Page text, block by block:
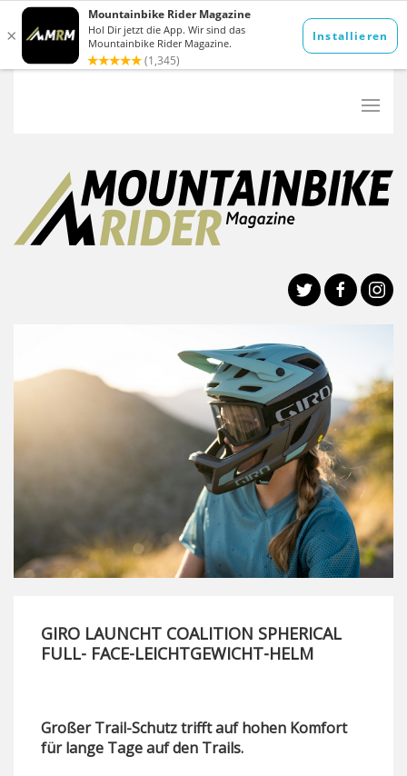
GIRO LAUNCHT COALITION SPHERICAL
FULL- FACE-LEICHTGEWICHT-HELM
Großer Trail-Schutz trifft auf hohen Komfort
für lange Tage auf den Trails.